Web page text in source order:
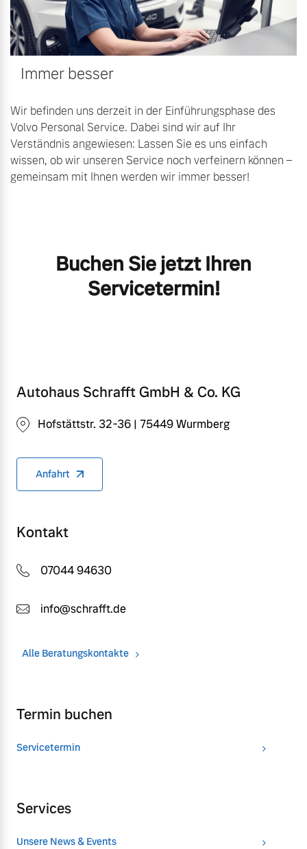
Immer besser
Wir befinden uns derzeit in der Einführungsphase des
Volvo Personal Service. Dabei sind wir auf Ihr
Verständnis angewiesen: Lassen Sie es uns einfach
wissen, ob wir unseren Service noch verfeinern können –
gemeinsam mit Ihnen werden wir immer besser!
Buchen Sie jetzt Ihren
Servicetermin!
Autohaus Schrafft GmbH & Co. KG
Hofstättstr. 32-36 | 75449 Wurmberg
Anfahrt
Kontakt
07044 94630
info@schrafft.de
Alle Beratungskontakte
Termin buchen
Servicetermin
Services
Unsere News & Events